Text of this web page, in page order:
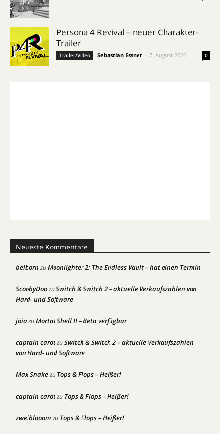
Persona 4 Revival – neuer Charakter-
Trailer
Trailer/Video Sebastian Essner 7. August 2026 0
Neueste Kommentare
belborn zuMoonlighter 2: The Endless Vault – hat einen Termin
ScoobyDoozuSwitch & Switch 2 – aktuelle Verkaufszahlen von
Hard- und Software
joiazuMortal Shell II – Beta verfügbar
captain carotzuSwitch & Switch 2 – aktuelle Verkaufszahlen
von Hard- und Software
Max Snakezu Tops & Flops – Heißer!
captain carotzu Tops & Flops – Heißer!
zweiblooom zu Tops & Flops – Heißer!